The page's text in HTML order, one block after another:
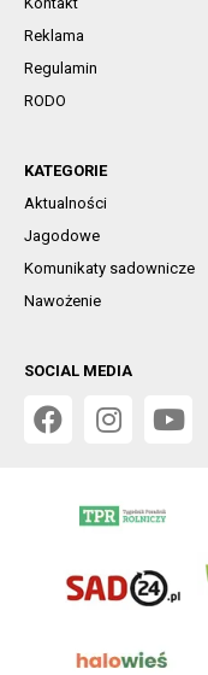
Reklama
Regulamin
RODO
KATEGORIE
Aktualności
Jagodowe
Komunikaty sadownicze
Nawożenie
SOCIAL MEDIA